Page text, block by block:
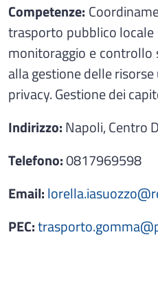
Competenze:
trasporto pubblico locale
monitoraggio e controllo
alla gestione delle
privacy. Gestione dei
Indirizzo: Napoli, Centro
Telefono:0817969598
Email: lorella.iasuozzo
PEC: